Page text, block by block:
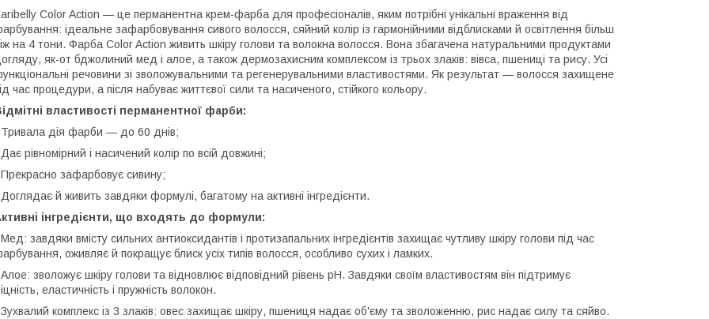
Color Action — це перманентна крем-фарба для професіоналів, яким потрібні унікальні враження від
ідеальне зафарбовування сивого волосся, сяйний колір із гармонійними відблисками й освітлення більш
на 4 тони. Фарба Color Action живить шкіру голови та волокна волосся. Вона збагачена натуральними продуктами
як-от бджолиний мед і алое, а також дермозахисним комплексом із трьох злаків: вівса, пшениці та рису. Усі
речовини зі зволожувальними та регенерувальними властивостями. Як результат — волосся захищене
час процедури, а після набуває життєвої сили та насиченого, стійкого кольору.
властивості перманентної фарби:
Тривала дія фарби — до 60 днів;
Дає рівномірний і насичений колір по всій довжині;
Прекрасно зафарбовує сивину;
Доглядає й живить завдяки формулі, багатому на активні інгредієнти.
інгредієнти, що входять до формули:
Мед: завдяки вмісту сильних антиоксидантів і протизапальних інгредієнтів захищає чутливу шкіру голови під час
оживляє й покращує блиск усіх типів волосся, особливо сухих і ламких.
Алое: зволожує шкіру голови та відновлює відповідний рівень pH. Завдяки своїм властивостям він підтримує
еластичність і пружність волокон.
Зухвалий комплекс із 3 злаків: овес захищає шкіру, пшениця надає об'єму та зволоженню, рис надає силу та сяйво.